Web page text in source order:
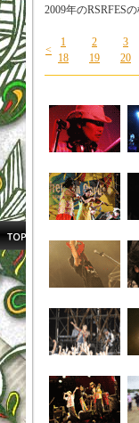
2009年のRSRFES
<
1 2 3
18
19 20